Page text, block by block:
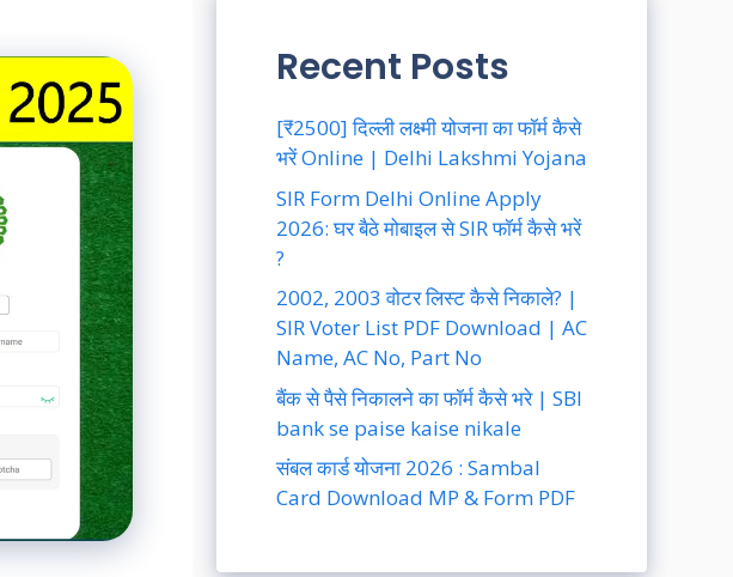
Recent Posts
[₹2500] दिल्ली लक्ष्मी योजना का फॉर्म कैसे
भरें Online | Delhi Lakshmi Yojana
SIR Form Delhi Online Apply
2026: घर बैठे मोबाइल से SIR फॉर्म कैसे भरें
?
2002, 2003 वोटर लिस्ट कैसे निकाले? |
SIR Voter List PDF Download | AC
Name, AC No, Part No
बैंक से पैसे निकालने का फॉर्म कैसे भरे | SBI
bank se paise kaise nikale
संबल कार्ड योजना 2026 : Sambal
Card Download MP & Form PDF